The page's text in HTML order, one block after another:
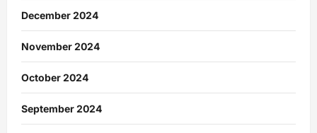
December 2024
November 2024
October 2024
September 2024